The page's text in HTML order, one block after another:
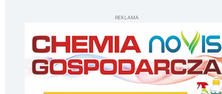
REKLAMA